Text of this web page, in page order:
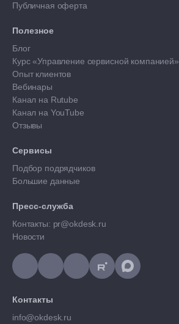
Публичная оферта
Полезное
Блог
Курс «Управление сервисной компанией»
Опыт клиентов
Вебинары
Канал на Rutube
Канал на YouTube
Отзывы
Сервисы
Подбор подрядчиков
Большие данные
Пресс-служба
Контакты: pr@okdesk.ru
Новости
Контакты
info@okdesk.ru